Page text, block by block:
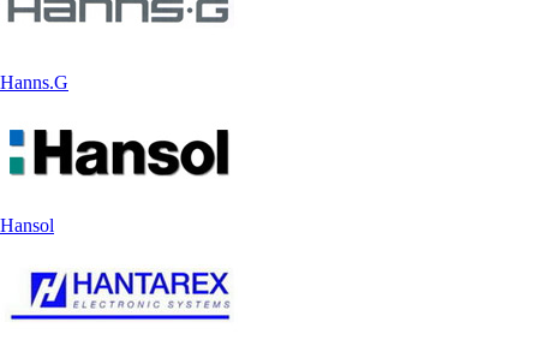
Hanns.G
Hansol